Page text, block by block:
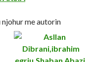
njohur me autorin